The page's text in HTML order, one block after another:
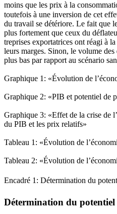
moins que les prix à la
toutefois à une inversion de cet
du travail se détériore. Le fait que
plus fortement que ceux du
treprises exportatrices ont réagi à
leurs marges. Sinon, le volume
plus bas par rapport au scénario
Graphique 1: «Évolution de
Graphique 2: «PIB et potentiel de
Graphique 3: «Effet de la crise de
du PIB et les prix relatifs»
Tableau 1: «Évolution de
Tableau 2: «Évolution de
Encadré 1: Détermination du
Détermination du